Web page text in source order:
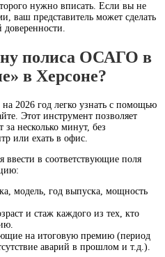
нужно вписать. Если вы не
ваш представитель может сделать
полиса ОСАГО в
в Херсоне?
2026 год легко узнать с помощью
Этот инструмент позволяет
за несколько минут, без
или ехать в офис.
ввести в соответствующие поля
модель, год выпуска, мощность
и стаж каждого из тех, кто
на итоговую премию (период
аварий в прошлом и т.д.).